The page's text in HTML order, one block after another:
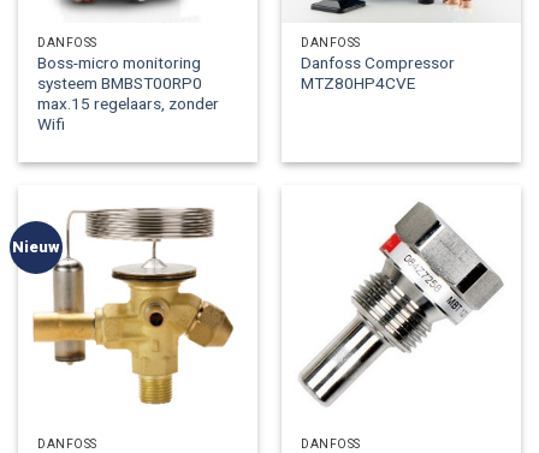
DANFOSS
Boss-micro monitoring
systeem BMBST00RP0
max.15 regelaars, zonder
Wifi
DANFOSS
Danfoss Compressor
MTZ80HP4CVE
Nieuw
DANFOSS DANFOSS